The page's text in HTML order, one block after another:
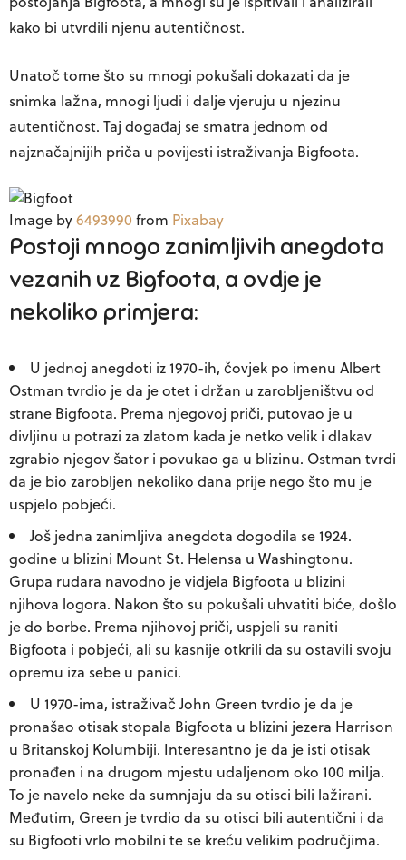
kako bi utvrdili njenu autentičnost.
Unatoč tome što su mnogi pokušali dokazati da je
snimka lažna, mnogi ljudi i dalje vjeruju u njezinu
autentičnost. Taj događaj se smatra jednom od
najznačajnijih priča u povijesti istraživanja Bigfoota.
Image by6493990 from Pixabay
Postoji mnogo zanimljivih anegdota
vezanih uz Bigfoota, a ovdje je
nekoliko primjera:
U jednoj anegdoti iz 1970-ih, čovjek po imenu Albert
Ostman tvrdio je da je otet i držan u zarobljeništvu od
strane Bigfoota. Prema njegovoj priči, putovao je u
divljinu u potrazi za zlatom kada je netko velik i dlakav
zgrabio njegov šator i povukao ga u blizinu. Ostman tvrdi
da je bio zarobljen nekoliko dana prije nego što mu je
uspjelo pobjeći.
Još jedna zanimljiva anegdota dogodila se 1924.
godine u blizini Mount St. Helensa u Washingtonu.
Grupa rudara navodno je vidjela Bigfoota u blizini
njihova logora. Nakon što su pokušali uhvatiti biće, došlo
je do borbe. Prema njihovoj priči, uspjeli su raniti
Bigfoota i pobjeći, ali su kasnije otkrili da su ostavili svoju
opremu iza sebe u panici.
U 1970-ima, istraživač John Green tvrdio je da je
pronašao otisak stopala Bigfoota u blizini jezera Harrison
u Britanskoj Kolumbiji. Interesantno je da je isti otisak
pronađen i na drugom mjestu udaljenom oko 100 milja.
To je navelo neke da sumnjaju da su otisci bili lažirani.
Međutim, Green je tvrdio da su otisci bili autentični i da
su Bigfooti vrlo mobilni te se kreću velikim područjima.